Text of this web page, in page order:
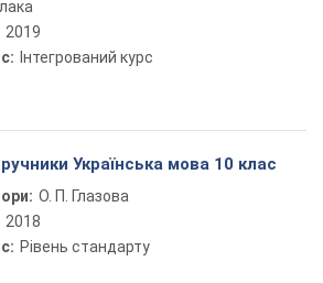
2019
Інтегрований курс
Українська мова 10 клас
О. П. Глазова
2018
Рівень стандарту